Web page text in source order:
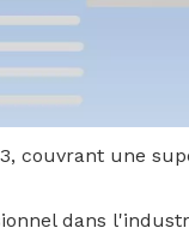
couvrant une
dans